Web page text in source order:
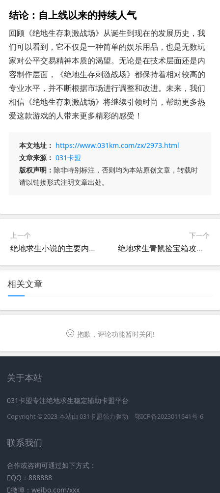
结论：自上线以来的持续人气
回顾《绝地生存刺激战场》从诞生到现在的发展历史，我
们可以看到，它不仅是一种简单的娱乐用品，也是无数玩
家对公平交易精神本质的渴望。无论是在技术层面还是内
容制作层面，《绝地生存刺激战场》都保持着相对较高的
专业水平，并不断根据市场进行调整和改进。未来，我们
相信《绝地生存刺激战场》将继续引领时尚，帮助更多热
爱这款游戏的人带来更多精彩的感受！
本文地址： https://www.031km.com/zx/2973.html
文章来源： 031卡盟
版权声明： 除非特别标注，否则均为本站原创文章，转载时
请以链接形式注明文章出处。
上一个
绝地求生小说的主要内容是什么？-深度解读绝地求生小说核心剧情与亮点
下一个
绝地求生青鼠捡宝箱攻略-绝地求生中如何高效利用青鼠捡宝箱
相关文章
抱歉，评论功能暂时关闭!
关于本站
031卡盟专注绝地求生稳定辅助卡盟平台
Copyright © 2023 本站由 031卡盟强力驱动 鄂ICP备2023011641号-6
联系我们
合作或咨询可通过如下方式：
QQ：888888
微博：weibo.com/xxx